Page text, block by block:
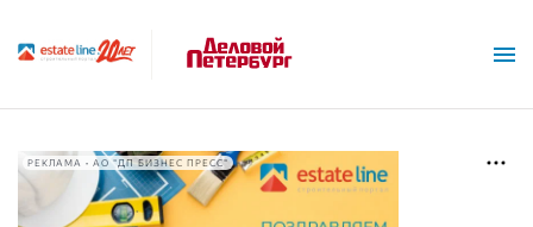
РЕКЛАМА • АО "ДП БИЗНЕС ПРЕСС"